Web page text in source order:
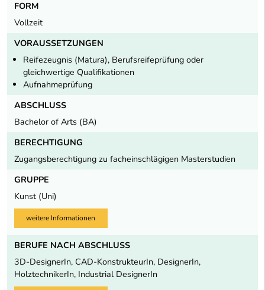
FORM
Vollzeit
VORAUSSETZUNGEN
Reifezeugnis (Matura), Berufsreifeprüfung oder
gleichwertige Qualifikationen
Aufnahmeprüfung
ABSCHLUSS
Bachelor of Arts (BA)
BERECHTIGUNG
Zugangsberechtigung zu facheinschlägigen Masterstudien
GRUPPE
Kunst (Uni)
weitere Informationen
BERUFE NACH ABSCHLUSS
3D-DesignerIn, CAD-KonstrukteurIn, DesignerIn,
HolztechnikerIn, Industrial DesignerIn